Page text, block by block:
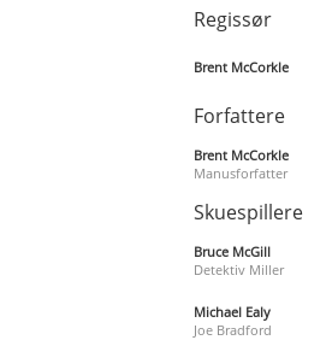
Regissør
Brent McCorkle
Forfattere
Brent McCorkle
Manusforfatter
Skuespillere
Bruce McGill
Detektiv Miller
Michael Ealy
Joe Bradford